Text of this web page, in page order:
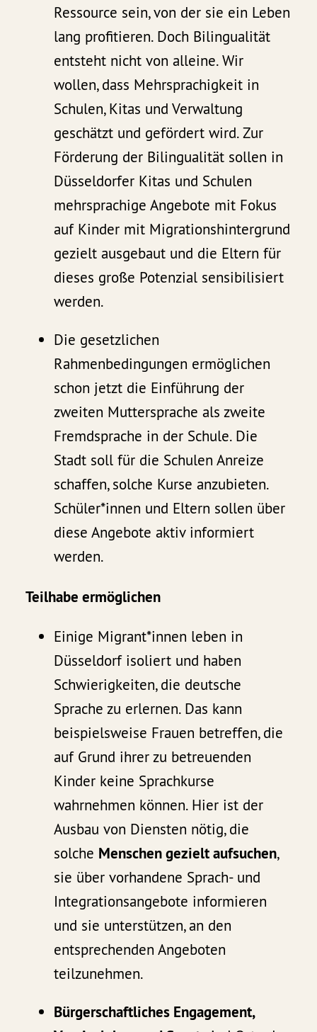
Ressource sein, von der sie ein Leben
lang profitieren. Doch Bilingualität
entsteht nicht von alleine. Wir
wollen, dass Mehrsprachigkeit in
Schulen, Kitas und Verwaltung
geschätzt und gefördert wird. Zur
Förderung der Bilingualität sollen in
Düsseldorfer Kitas und Schulen
mehrsprachige Angebote mit Fokus
auf Kinder mit Migrationshintergrund
gezielt ausgebaut und die Eltern für
dieses große Potenzial sensibilisiert
werden.
Die gesetzlichen
Rahmenbedingungen ermöglichen
schon jetzt die Einführung der
zweiten Muttersprache als zweite
Fremdsprache in der Schule. Die
Stadt soll für die Schulen Anreize
schaffen, solche Kurse anzubieten.
Schüler*innen und Eltern sollen über
diese Angebote aktiv informiert
werden.
Teilhabe ermöglichen
Einige Migrant*innen leben in
Düsseldorf isoliert und haben
Schwierigkeiten, die deutsche
Sprache zu erlernen. Das kann
beispielsweise Frauen betreffen, die
auf Grund ihrer zu betreuenden
Kinder keine Sprachkurse
wahrnehmen können. Hier ist der
Ausbau von Diensten nötig, die
solche Menschen gezielt aufsuchen,
sie über vorhandene Sprach- und
Integrationsangebote informieren
und sie unterstützen, an den
entsprechenden Angeboten
teilzunehmen.
Bürgerschaftliches Engagement,